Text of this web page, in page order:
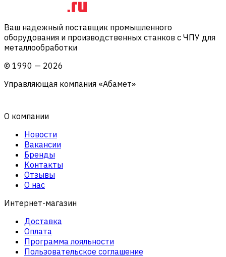
Ваш надежный поставщик промышленного
оборудования и производственных станков с ЧПУ для
металлообработки
© 1990 — 2026
Управляющая компания «Абамет»
О компании
Новости
Вакансии
Бренды
Контакты
Отзывы
О нас
Интернет-магазин
Доставка
Оплата
Программа лояльности
Пользовательское соглашение